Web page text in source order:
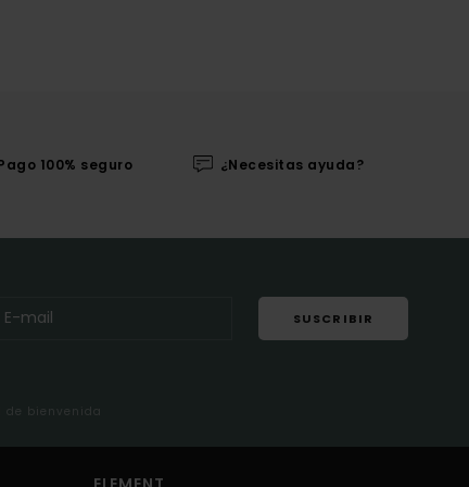
100% seguro ¿Necesitas ayuda?
SUSCRIBIR
de bienvenida